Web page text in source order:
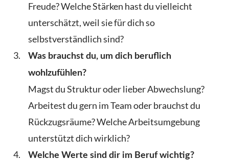
Freude? Welche Stärken hast du vielleicht
unterschätzt, weil sie für dich so
selbstverständlich sind?
Was brauchst du, um dich beruflich
wohlzufühlen?
Magst du Struktur oder lieber Abwechslung?
Arbeitest du gern im Team oder brauchst du
Rückzugsräume? Welche Arbeitsumgebung
unterstützt dich wirklich?
Welche Werte sind dir im Beruf wichtig?